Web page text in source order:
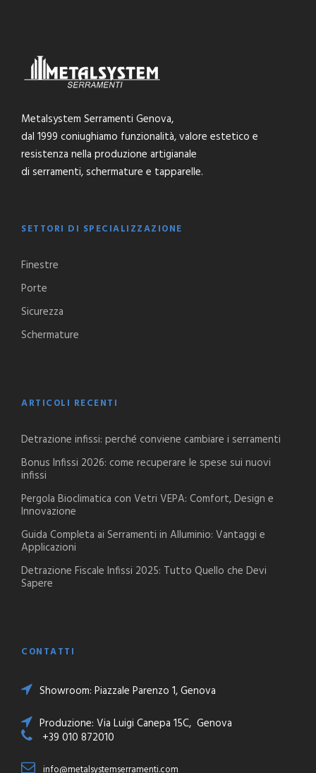
Metalsystem Serramenti Genova,
dal 1999 coniughiamo funzionalità, valore estetico e
resistenza nella produzione artigianale
di serramenti, schermature e tapparelle.
SETTORI DI SPECIALIZZAZIONE
Finestre
Porte
Sicurezza
Schermature
ARTICOLI RECENTI
Detrazione infissi: perché conviene cambiare i serramenti
Bonus Infissi 2026: come recuperare le spese sui nuovi
infissi
Pergola Bioclimatica con Vetri VEPA: Comfort, Design e
Innovazione
Guida Completa ai Serramenti in Alluminio: Vantaggi e
Applicazioni
Detrazione Fiscale Infissi 2025: Tutto Quello che Devi
Sapere
CONTATTI
Showroom: Piazzale Parenzo 1, Genova
Produzione: Via Luigi Canepa 15C, Genova
+39 010 872010
info@metalsystemserramenti.com